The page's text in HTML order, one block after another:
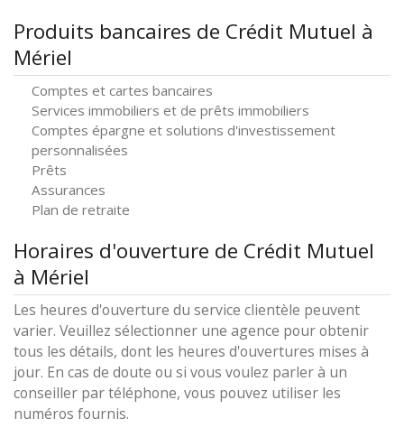
Produits bancaires de Crédit Mutuel à
Mériel
Comptes et cartes bancaires
Services immobiliers et de prêts immobiliers
Comptes épargne et solutions d'investissement
personnalisées
Prêts
Assurances
Plan de retraite
Horaires d'ouverture de Crédit Mutuel
à Mériel
Les heures d'ouverture du service clientèle peuvent
varier. Veuillez sélectionner une agence pour obtenir
tous les détails, dont les heures d'ouvertures mises à
jour. En cas de doute ou si vous voulez parler à un
conseiller par téléphone, vous pouvez utiliser les
numéros fournis.